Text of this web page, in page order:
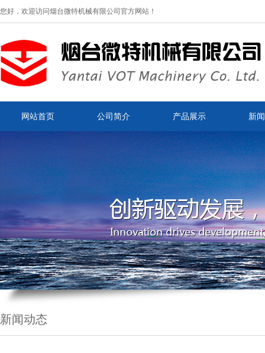
您好，欢迎访问烟台微特机械有限公司官方网站！
网站首页 公司简介 产品展示 新
新闻动态